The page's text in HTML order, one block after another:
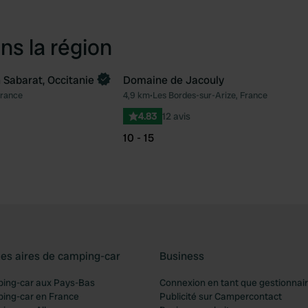
la région
Préféré
Occitanie Domaine de Jacouly
4,9 km•Les Bordes-sur-Arize, France
4.83 12 avis
10 - 15
aires de camping-car
car aux Pays-Bas
car en France
Business
Connexion en tant que
Publicité sur Campercontact